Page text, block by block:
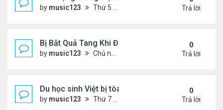
by music123 Thứ 5 Tháng 7 09, 2026 6:19 am
Trả lời
Bị Bắt Quả Tang Khi Đang Đánh Bắt “Vài Con Cá
by music123 Chủ nhật Tháng 7 05, 2026 8:47 am
0
Trả lời
Du học sinh Việt bị tòa HQ kết án 10 năm vì vứt bỏ
by music123 Thứ 7 Tháng 6 27, 2026 8:01 pm
0
Trả lời